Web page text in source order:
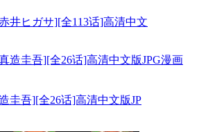
井ヒガサ][全113话]高清中文
圭吾][全26话]高清中文版JP